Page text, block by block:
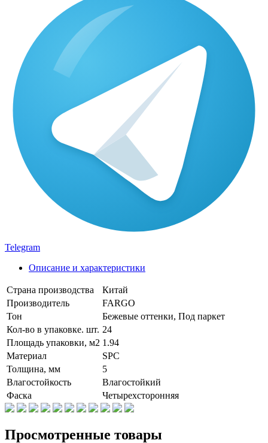
Telegram
Описание и характеристики
Страна производства
Китай
Производитель
FARGO
Тон
Бежевые оттенки, Под паркет
Кол-во в упаковке. шт. 24
Площадь упаковки, м2 1.94
Материал
SPC
Толщина, мм
5
Влагостойкость
Влагостойкий
Фаска
Четырехсторонняя
Просмотренные товары